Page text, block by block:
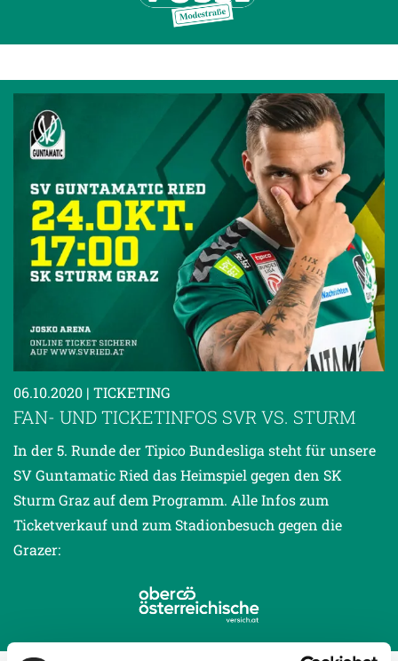
06.10.2020 | TICKETING
FAN- UND TICKETINFOS SVR VS. STURM
In der 5. Runde der Tipico Bundesliga steht für unsere
SV Guntamatic Ried das Heimspiel gegen den SK
Sturm Graz auf dem Programm. Alle Infos zum
Ticketverkauf und zum Stadionbesuch gegen die
Grazer: